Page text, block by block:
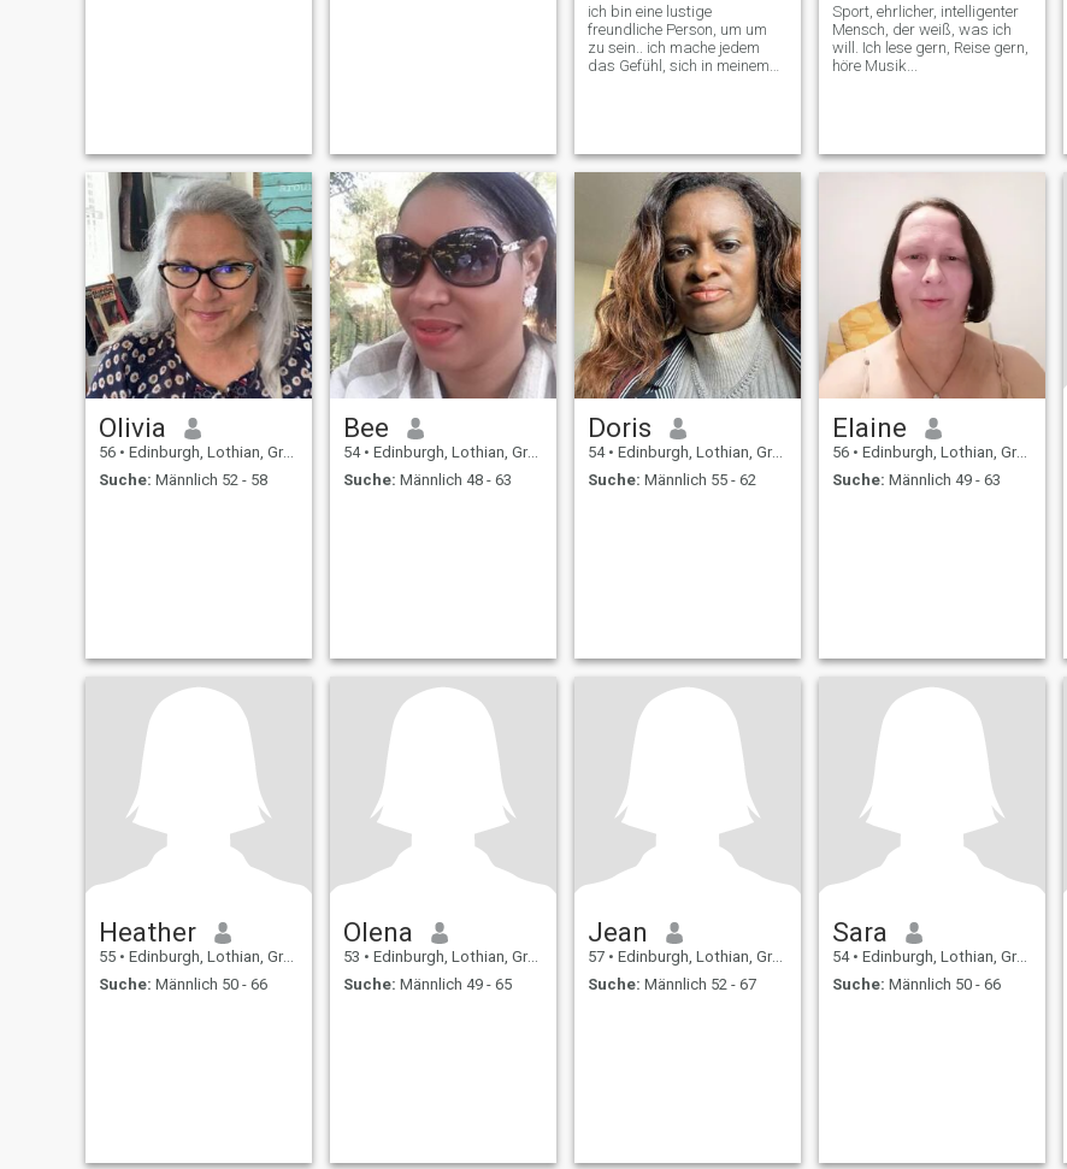
ich bin eine lustige
freundliche Person, um um
zu sein.. ich mache jedem
das Gefühl, sich in meinem
Ich gebe 100% in jeder
Beziehung und erwarte
dasselbe zurück
Sport, ehrlicher, intelligenter
Mensch, der weiß, was ich
will. Ich lese gern, Reise gern,
höre Musik...
Olivia
56 • Edinburgh, Lothian, Grossbritannien
Suche: Männlich 52 - 58
Bee
54 • Edinburgh, Lothian, Grossbritannien
Suche: Männlich 48 - 63
Doris
54 • Edinburgh, Lothian, Grossbritannien
Suche: Männlich 55 - 62
Elaine
56 • Edinburgh, Lothian, Grossbritannien
Suche: Männlich 49 - 63
Heather
55 • Edinburgh, Lothian, Grossbritannien
Suche: Männlich 50 - 66
Olena
53 • Edinburgh, Lothian, Grossbritannien
Suche: Männlich 49 - 65
Jean
57 • Edinburgh, Lothian, Grossbritannien
Suche: Männlich 52 - 67
Sara
54 • Edinburgh, Lothian, Grossbritannien
Suche: Männlich 50 - 66